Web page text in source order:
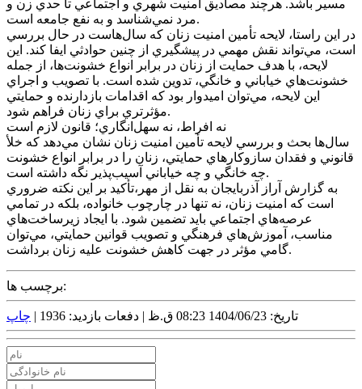
مسير باشد. هرچند مصاديق امنيت شهري و اجتماعي تا حدي زن و
مرد نمي‌شناسد و به نفع جامعه است.
در اين راستا، لايحه تأمين امنيت زنان که سال‌هاست در حال بررسي
است، مي‌تواند نقش مهمي در پيشگيري از چنين حوادثي ايفا کند. اين
لايحه، با هدف حمايت از زنان در برابر انواع خشونت‌ها، از جمله
خشونت‌هاي خياباني و خانگي، تدوين شده است. با تصويب و اجراي
اين لايحه، مي‌توان اميدوار بود که اقدامات بازدارنده و حمايتي
مؤثرتري براي زنان فراهم شود.
نه افراط، نه سهل‌انگاري؛ قانون لازم است
سال‌ها بحث و بررسي لايحه تأمين امنيت زنان نشان مي‌دهد که خلأ
قانوني و فقدان سازوکارهاي حمايتي، زنان را در برابر انواع خشونت
چه خانگي و چه خياباني آسيب‌پذير نگه داشته است.
به گزارش آراز آذربايجان به نقل از مهر،تأکيد بر اين نکته ضروري
است که امنيت زنان، نه تنها در چارچوب خانواده، بلکه در تمامي
عرصه‌هاي اجتماعي بايد تضمين شود. با ايجاد زيرساخت‌هاي
مناسب، آموزش‌هاي فرهنگي و تصويب قوانين حمايتي، مي‌توان
گامي مؤثر در جهت کاهش خشونت عليه زنان برداشت.
برچسب ها:
تاریخ: 1404/06/23 08:23 ق.ظ | دفعات بازدید: 1936 | چاپ